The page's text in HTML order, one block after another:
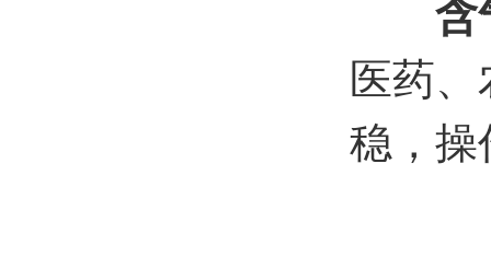
含
医药
稳，操